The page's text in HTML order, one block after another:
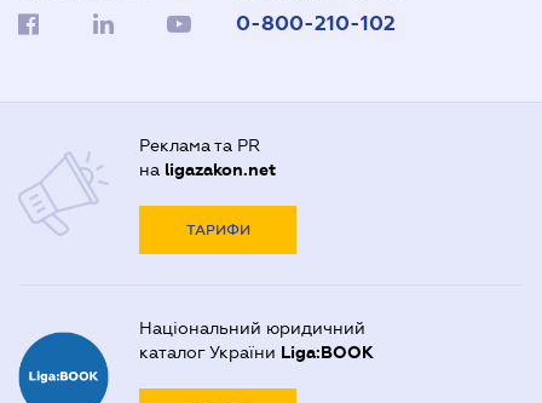
0-800-210-102
Реклама та PR
на ligazakon.net
ТАРИФИ
Національний юридичний
каталог України Liga:BOOK